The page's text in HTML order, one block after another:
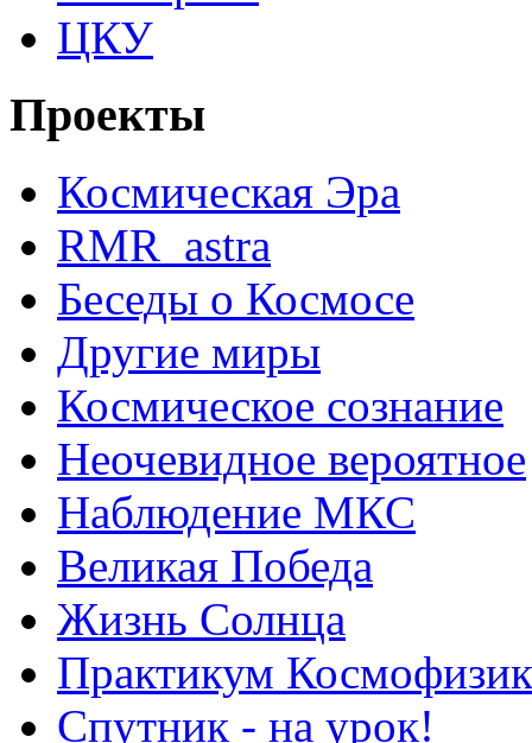
ЦКУ
Проекты
Космическая Эра
RMR_astra
Беседы о Космосе
Другие миры
Космическое сознание
Неочевидное вероятное
Наблюдение МКС
Великая Победа
Жизнь Солнца
Практикум
Спутник - на урок!